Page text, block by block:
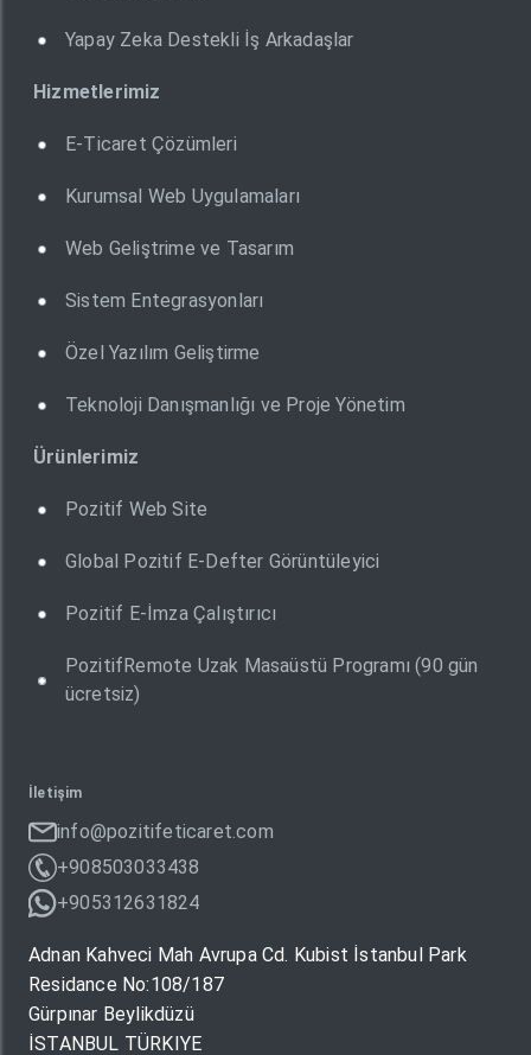
Yapay Zeka Destekli İş Arkadaşlar
Hizmetlerimiz
E-Ticaret Çözümleri
Kurumsal Web Uygulamaları
Web Geliştrime ve Tasarım
Sistem Entegrasyonları
Özel Yazılım Geliştirme
Teknoloji Danışmanlığı ve Proje Yönetim
Ürünlerimiz
Pozitif Web Site
Global Pozitif E-Defter Görüntüleyici
Pozitif E-İmza Çalıştırıcı
PozitifRemote Uzak Masaüstü Programı (90 gün
ücretsiz)
İletişim
info@pozitifeticaret.com
+908503033438
+905312631824
Adnan Kahveci Mah Avrupa Cd. Kubist İstanbul Park
Residance No:108/187
Gürpınar Beylikdüzü
İSTANBUL TÜRKIYE